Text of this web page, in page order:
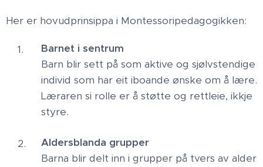
Her er hovudprinsippa i Montessoripedagogikken:
Barnet i sentrum
Barn blir sett på som aktive og sjølvstendige
individ som har eit iboande ønske om å lære.
Læraren si rolle er å støtte og rettleie, ikkje
styre.
Aldersblanda grupper
Barna blir delt inn i grupper på tvers av alder